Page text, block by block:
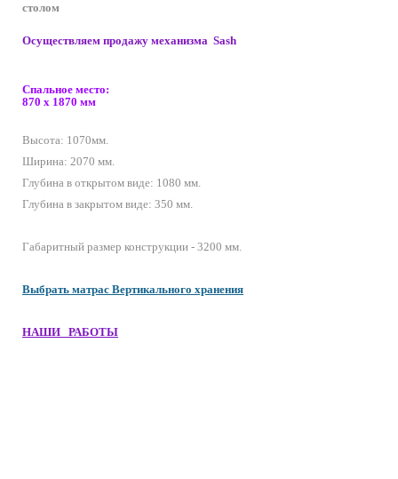
столом
Осуществляем продажу механизма Sash
Спальное место:
870 х 1870 мм
Высота: 1070мм.
Ширина: 2070 мм.
Глубина в открытом виде: 1080 мм.
Глубина в закрытом виде: 350 мм.
Габаритный размер конструкции - 3200 мм.
Выбрать матрас Вертикального хранения
НАШИ РАБОТЫ